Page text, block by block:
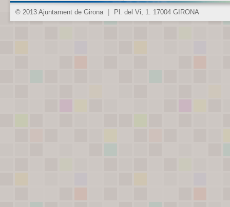
© 2013 Ajuntament de Girona Pl. del Vi, 1. 17004 GIRONA